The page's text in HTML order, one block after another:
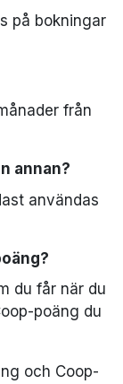
på bokningar
från
annan?
användas
du får när du
poäng du
och Coop-